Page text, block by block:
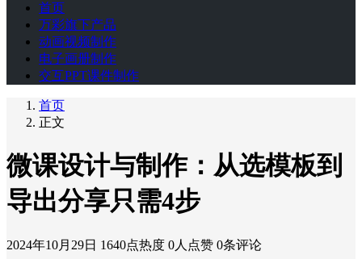
首页
万彩旗下产品
动画视频制作
电子画册制作
交互PPT课件制作
首页
正文
微课设计与制作：从选模板到
导出分享只需4步
2024年10月29日 1640点热度 0人点赞 0条评论